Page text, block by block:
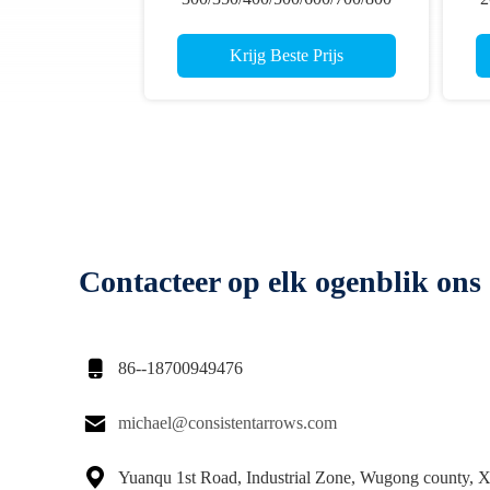
Lichtgewicht Ultra 3D Target
Carbon Pijlen
Krijg Beste Prijs
Contacteer op elk ogenblik ons
 86--18700949476
 michael@consistentarrows.com
 Yuanqu 1st Road, Industrial Zone, Wugong county,